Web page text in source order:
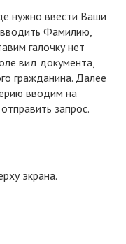
нужно ввести Ваши
Фамилию,
галочку нет
вид документа,
гражданина. Далее
вводим на
запрос.
экрана.